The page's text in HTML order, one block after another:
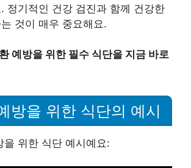
정기적인 건강 검진과 함께 건강한
것이 매우 중요해요.
예방을 위한 필수 식단을 지금 바로
방을 위한 식단의 예시
을 위한 식단 예시예요: